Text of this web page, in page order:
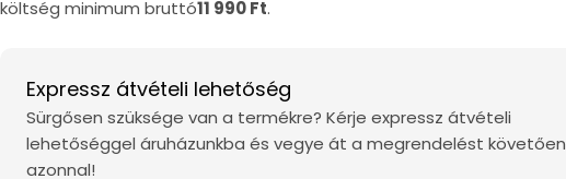
költség minimum bruttó11 990 Ft.
Expressz átvételi lehetőség
Sürgősen szüksége van a termékre? Kérje expressz átvételi
lehetőséggel áruházunkba és vegye át a megrendelést követően
azonnal!